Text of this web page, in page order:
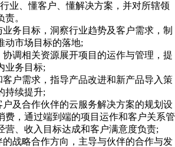
、懂客户、懂解决方案，并对所辖领
。
目标，洞察行业趋势及客户需求，制
动市场目标的落地;
相关资源展开项目的运作与管理，提
业务目标;
户需求，指导产品改进和新产品导入策
持续提升;
及合作伙伴的云服务解决方案的规划设
费，通过端到端的项目运作和客户关系管
营、收入目标达成和客户满意度负责;
战略合作方向，主导与伙伴的合作与发